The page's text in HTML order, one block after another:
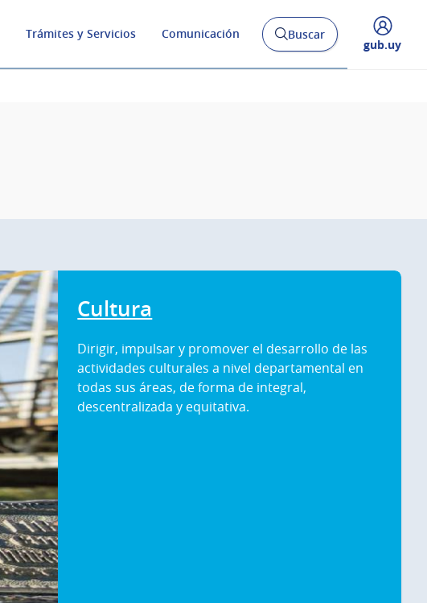
Trámites y Servicios Comunicación
AbrirBuscar
Desplegar
gub.uy
Cultura
Dirigir, impulsar y promover el desarrollo de las
actividades culturales a nivel departamental en
todas sus áreas, de forma de integral,
descentralizada y equitativa.